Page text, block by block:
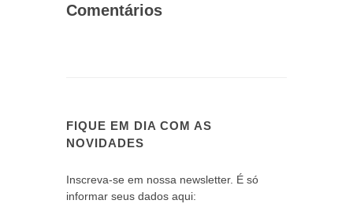
Comentários
FIQUE EM DIA COM AS
NOVIDADES
Inscreva-se em nossa newsletter. É só
informar seus dados aqui: